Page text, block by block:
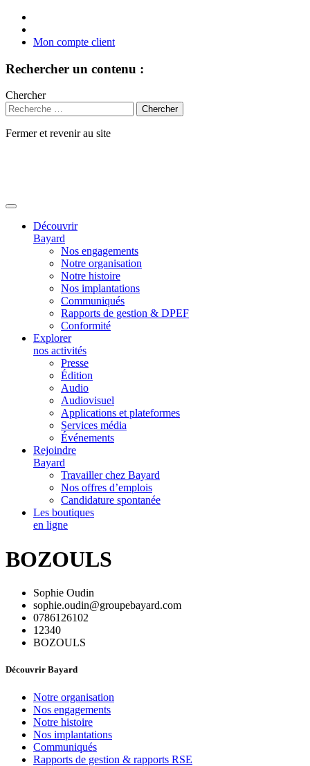
Mon compte client
Rechercher un contenu :
Chercher
Fermer et revenir au site
Découvrir
Bayard
Nos engagements
Notre organisation
Notre histoire
Nos implantations
Communiqués
Rapports de gestion & DPEF
Conformité
Explorer
nos activités
Presse
Édition
Audio
Audiovisuel
Applications et plateformes
Services média
Événements
Rejoindre
Bayard
Travailler chez Bayard
Nos offres d’emplois
Candidature spontanée
Les boutiques
en ligne
BOZOULS
Sophie Oudin
sophie.oudin@groupebayard.com
0786126102
12340
BOZOULS
Découvrir Bayard
Notre organisation
Nos engagements
Notre histoire
Nos implantations
Communiqués
Rapports de gestion & rapports RSE